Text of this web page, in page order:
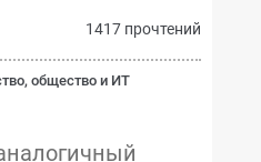
1417 прочтений
общество и ИТ